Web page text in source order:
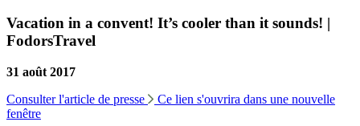
Vacation in a convent! It’s cooler than it sounds! |
FodorsTravel
31 août 2017
Consulter l'article de presse
Ce lien s'ouvrira dans une nouvelle
fenêtre